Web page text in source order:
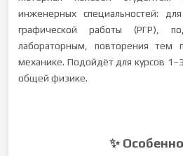
инженерных специальностей:
графической работы (РГР),
лабораторным, повторения тем
механике. Подойдёт для курсов
общей физике.
✨